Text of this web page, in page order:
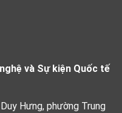
và Sự kiện Quốc tế
Hưng, phường Trung